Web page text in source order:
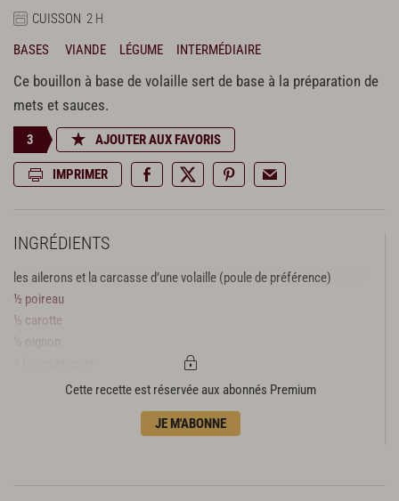
CUISSON 2 H
BASES
VIANDE LÉGUME INTERMÉDIAIRE
Ce bouillon à base de volaille sert de base à la préparation de
mets et sauces.
3 AJOUTER AUX FAVORIS
IMPRIMER
INGRÉDIENTS
les ailerons et la carcasse d’une volaille (poule de préférence)
½ poireau
½ carotte
½ oignon
Cette recette est réservée aux abonnés Premium
JE M'ABONNE